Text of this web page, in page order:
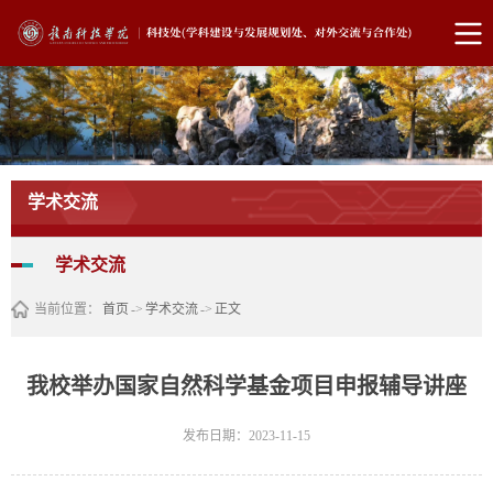
学术交流
学术交流
当前位置： 首页-> 学术交流-> 正文
我校举办国家自然科学基金项目申报辅导讲座
发布日期：2023-11-15